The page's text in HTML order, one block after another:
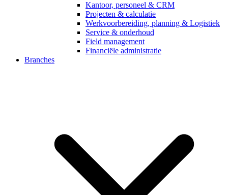
Kantoor, personeel & CRM
Projecten & calculatie
Werkvoorbereiding, planning & Logistiek
Service & onderhoud
Field management
Financiële administratie
Branches